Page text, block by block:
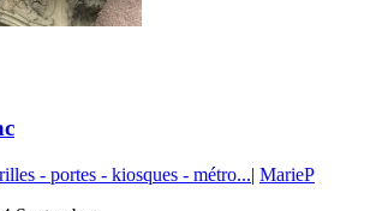
- portes - kiosques - métro...| MarieP